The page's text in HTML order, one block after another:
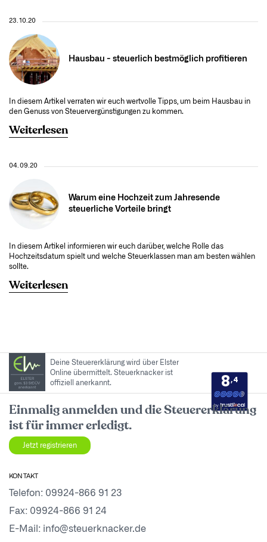
23.10.20
Hausbau - steuerlich bestmöglich profitieren
In diesem Artikel verraten wir euch wertvolle Tipps, um beim Hausbau in
den Genuss von Steuervergünstigungen zu kommen.
Weiterlesen
04.09.20
Warum eine Hochzeit zum Jahresende
steuerliche Vorteile bringt
In diesem Artikel informieren wir euch darüber, welche Rolle das
Hochzeitsdatum spielt und welche Steuerklassen man am besten wählen
sollte.
Weiterlesen
Deine Steuererklärung wird über Elster
Online übermittelt. Steuerknacker ist
offiziell anerkannt.
8,4
by
Einmalig anmelden und die Steuererklärung
ist für immer erledigt.
Jetzt registrieren
KONTAKT
Telefon: 09924-866 91 23
Fax: 09924-866 91 24
E-Mail: info@steuerknacker.de